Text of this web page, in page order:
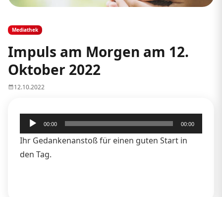
Mediathek
Impuls am Morgen am 12.
Oktober 2022
12.10.2022
Audio-
Player
00:00 00:00
Ihr Gedankenanstoß für einen guten Start in
den Tag.